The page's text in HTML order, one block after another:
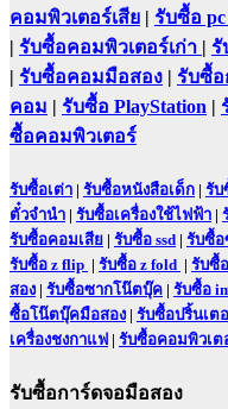
คอมพิวเตอร์เสีย | รับซื้อ pc
| รับซื้อคอมพิวเตอร์เก่า | รั
| รับซื้อคอมมือสอง | รับซื้อ
คอม | รับซื้อ PlayStation |
ซื้อคอมพิวเตอร์
รับซื้อเต่า | รับซื้อหนังสือเด็ก | รับ
ตั๋วจำนำ | รับซื้อเครื่องใช้ไฟฟ้า |
รับซื้อคอมเสีย | รับซื้อ ssd | รับซื้อ
รับซื้อ z flip | รับซื้อ z fold | รับซื้
สอง | รับซื้อซากโน๊ตบุ๊ค | รับซื้อ
ซื้อโน๊ตบุ๊คมือสอง | รับซื้อปริ้นเต
เครื่องชงกาแฟ | รับซื้อคอมพิวเต
รับซื้อการ์ดจอมือสอง